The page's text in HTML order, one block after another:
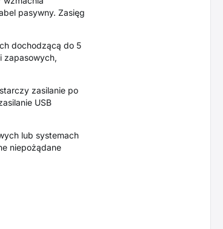
pasywny. Zasięg
dochodzącą do 5
zapasowych,
zasilanie po
USB
lub systemach
niepożądane